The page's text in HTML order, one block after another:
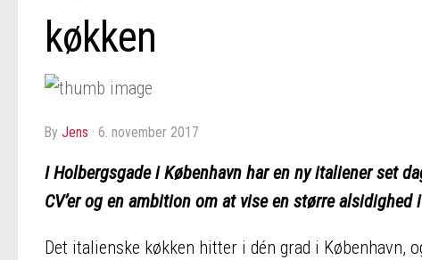
køkken
by Jens · 6. november 2017
I Holbergsgade i København har en ny italiener set
CV’er og en ambition om at vise en større
Det italienske køkken hitter i dén grad i København,